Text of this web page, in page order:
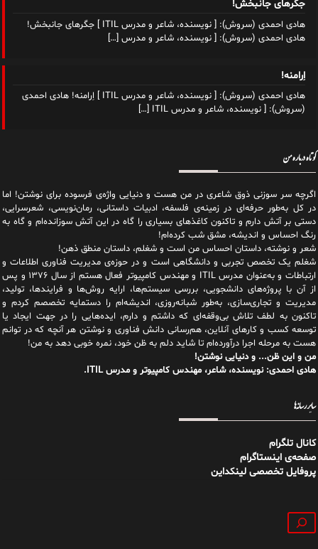
جگرهای جانبخش!
هادی احمدی (سروش): [ نویسنده، شاعر و مدرس ITIL ] جگرهای جانبخش!
هادی احمدی (سروش): [ نویسنده، شاعر و مدرس […]
اِرامنه!
هادی احمدی (سروش): [ نویسنده، شاعر و مدرس ITIL ] اِرامنه! هادی احمدی
(سروش): [ نویسنده، شاعر و مدرس ITIL
[…]
کوتاه درباره من
اگرچه سر سوزنی ذوق شاعری در من هست و دنیایی واژه‌‌ی فرسوده برای نوشتن! اما
در کل به‌طور حرفه‌ای در زمینه‌ی فلسفه، ادبیات داستانی، رمان‌نویسی، شعرسرایی،
دستی بر آتش دارم و تاکنون کاغذهای بسیاری را گاه در این آتش سوزانده‌ام و گاه به
رنگ احساس و اندیشه، مشق شب کرده‌ام!
شعر و نوشته، داستان احساس من است و شغلم، داستان منطق ذهن!
شغلم یک تخصص تجربی و دانشگاهی است و در حوزه‌ی مدیریت فناوری اطلاعات و
ارتباطات و به‌عنوان مدرس ITIL و مهندس کامپیوتر فعال هستم از سال ۱۳۷۶ و پس
از آن با پروژه‌های دانشجویی، بررسی سیستم‌ها، ارایه روش‌ها و فرایندها، تولید،
مدیریت و تجاری‌سازی، به‌طور شبانه‌روزی، اندیشه‌ام را دستمایه تخصصم کردم و
تاکنون به لطف تلاش بی‌وقفه‌ای که داشتم و دارم، اید‌ه‌هایی را در جهت ایجاد یا
توسعه کسب و کارهای آنلاین، هم‌رسانی دانش فناوری و نوشتن هر آنچه که در توانم
هست به مرحله اجرا درآورده‌ام تا شاید دلم به ظن خود، نمره خوبی دهد به من!
من و این ظن... و دنیایی نوشتن!
هادی احمدی: نویسنده، شاعر، مهندس کامپیوتر و مدرس ITIL.
سایر رسانه‌ها
کانال تلگرام
صفحه‌ی اینستاگرام
پروفایل تخصصی لینکداین
جستجو